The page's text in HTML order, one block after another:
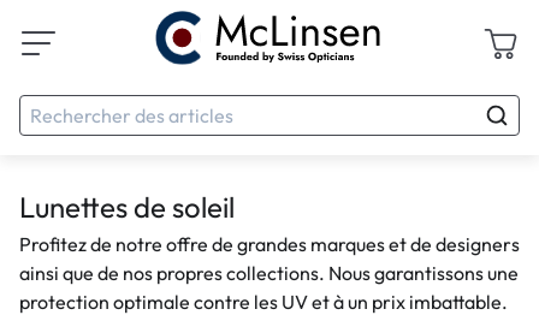
Lunettes de soleil
Profitez de notre offre de grandes marques et de designers
ainsi que de nos propres collections. Nous garantissons une
protection optimale contre les UV et à un prix imbattable.